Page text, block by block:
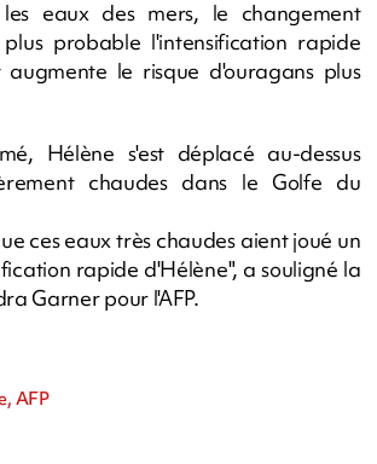
eaux des mers, le changement
probable l'intensification rapide
augmente le risque d'ouragans plus
Hélène s'est déplacé au-dessus
chaudes dans le Golfe du
ces eaux très chaudes aient joué un
rapide d'Hélène", a souligné la
Garner pour l'AFP.
AFP